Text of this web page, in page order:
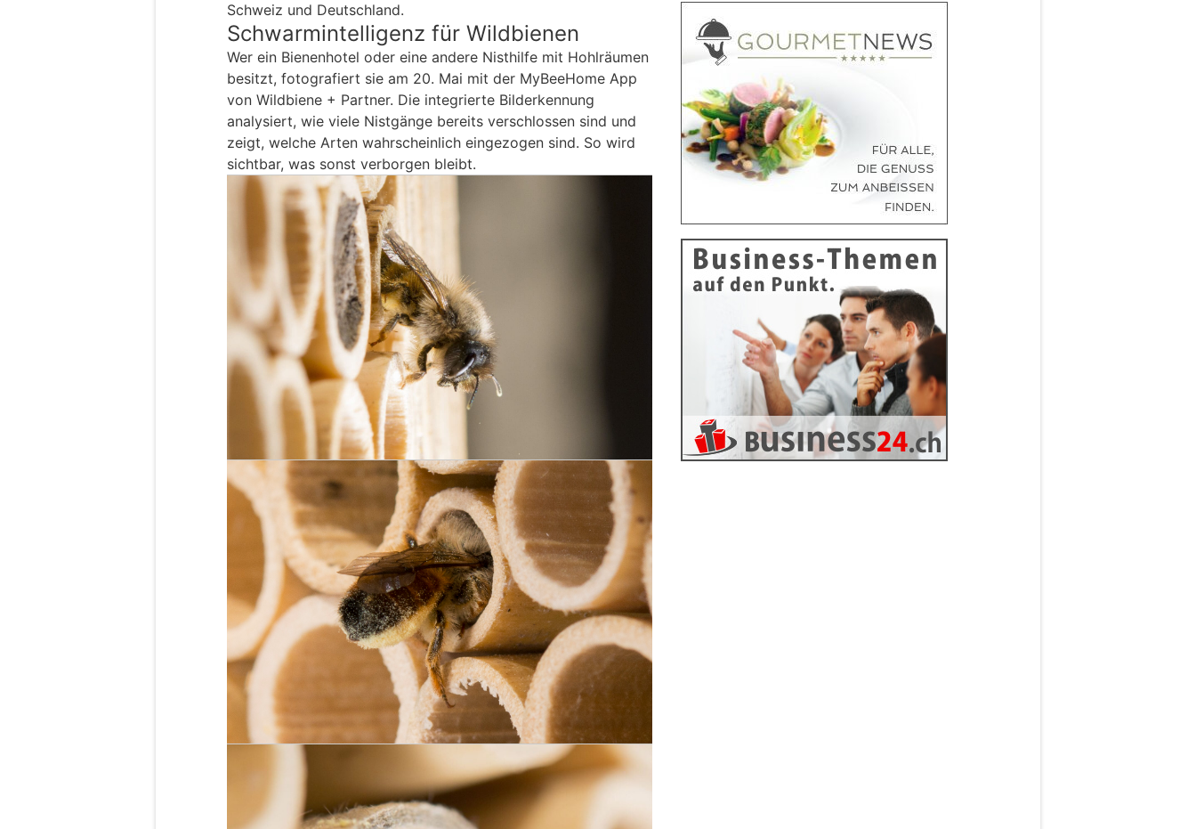
Schweiz und Deutschland.
Schwarmintelligenz für Wildbienen
Wer ein Bienenhotel oder eine andere Nisthilfe mit Hohlräumen
besitzt, fotografiert sie am 20. Mai mit der MyBeeHome App
von Wildbiene + Partner. Die integrierte Bilderkennung
analysiert, wie viele Nistgänge bereits verschlossen sind und
zeigt, welche Arten wahrscheinlich eingezogen sind. So wird
sichtbar, was sonst verborgen bleibt.